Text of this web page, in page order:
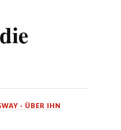
- ÜBER IHN